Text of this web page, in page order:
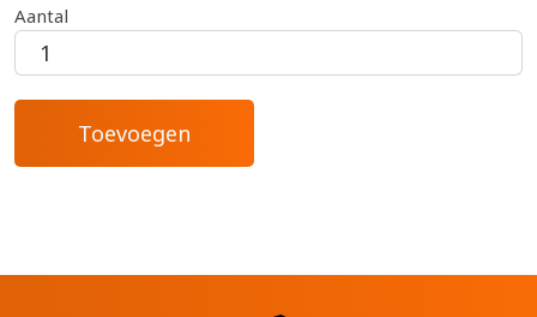
Aantal